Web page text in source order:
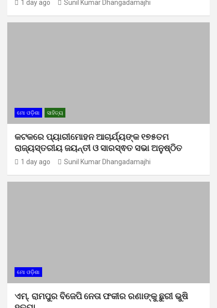
1 day ago Sunil Kumar Dhangadamajhi
ମୋ ଓଡ଼ିଶା ସାହିତ୍ୟ
କଟକରେ ପ୍ୟାରୀମୋହନ ଆଚାର୍ଯ୍ୟଙ୍କ ୧୭୫ତମ
ରାଜ୍ୟସ୍ତରୀୟ ଜୟନ୍ତୀ ଓ ସାରସ୍ଵତ ସଭା ଅନୁଷ୍ଠିତ
1 day ago Sunil Kumar Dhangadamajhi
ମୋ ଓଡ଼ିଶା
ଏମ୍. ରାମପୁର ବିଜେପି ନେତା ଫକୀର ରଣାଙ୍କୁ ଛୁରୀ ଭୁଷି